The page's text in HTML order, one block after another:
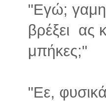
"Εγώ;
βρέξει ας
μπήκες;"
"Εε,